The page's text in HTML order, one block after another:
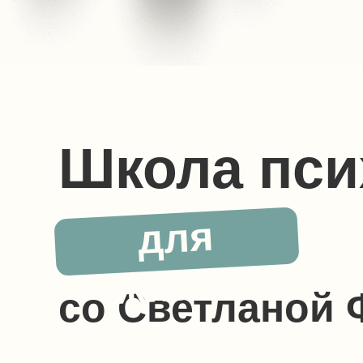
со Светланой
Школа
для
жизни